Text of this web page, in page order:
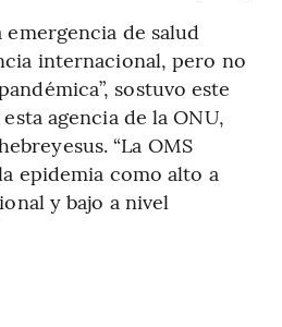
emergencia de salud
internacional, pero no
sostuvo este
agencia de la ONU,
“La OMS
epidemia como alto a
y bajo a nivel